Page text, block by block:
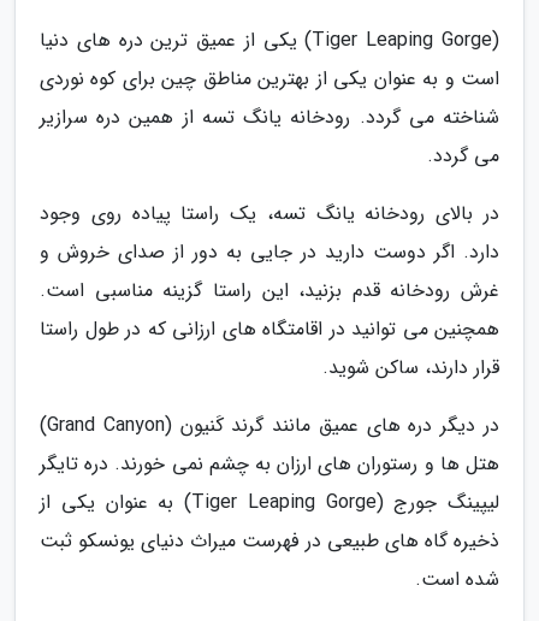
(Tiger Leaping Gorge) یکی از عمیق ترین دره های دنیا
است و به عنوان یکی از بهترین مناطق چین برای کوه نوردی
شناخته می گردد. رودخانه یانگ تسه از همین دره سرازیر
می گردد.
در بالای رودخانه یانگ تسه، یک راستا پیاده روی وجود
دارد. اگر دوست دارید در جایی به دور از صدای خروش و
غرش رودخانه قدم بزنید، این راستا گزینه مناسبی است.
همچنین می توانید در اقامتگاه های ارزانی که در طول راستا
قرار دارند، ساکن شوید.
در دیگر دره های عمیق مانند گرند کَنیون (Grand Canyon)
هتل ها و رستوران های ارزان به چشم نمی خورند. دره تایگر
لیپینگ جورج (Tiger Leaping Gorge) به عنوان یکی از
ذخیره گاه های طبیعی در فهرست میراث دنیای یونسکو ثبت
شده است.